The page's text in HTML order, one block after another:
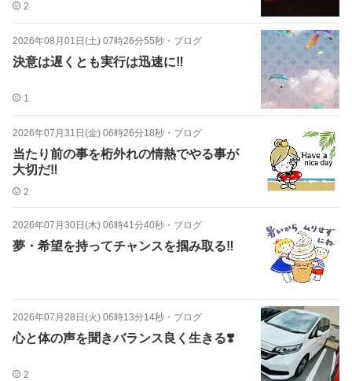
2
2026年08月01日(土) 07時26分55秒 ・ ブログ
決意は遅くとも実行は迅速に‼️
1
2026年07月31日(金) 06時26分18秒 ・ ブログ
当たり前の事を桁外れの情熱でやる事が
大切だ‼️
2
2026年07月30日(木) 06時41分40秒 ・ ブログ
夢・希望を持ってチャンスを掴み取る‼️
2026年07月28日(火) 06時13分14秒 ・ ブログ
心と体の声を聞きバランス良く生きる❣️
2